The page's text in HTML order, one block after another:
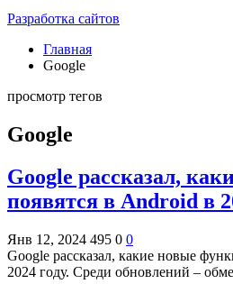
Разработка сайтов
Главная
Google
просмотр тегов
Google
Google рассказал,
появятся в Android в
Янв 12, 2024 495 0 0
Google рассказал, какие новые
2024 году. Среди обновлений –